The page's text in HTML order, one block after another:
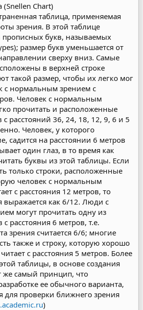
Chart)
таблица, применяемая
зрения. В этой таблице
прописных букв, называемых
размер букв уменьшается от
сверху вниз. Самые
в верхней строке
такой размер, чтобы их легко мог
с нормальным зрением с
Человек с нормальным
прочитать и расположенные
с расстояний 36, 24, 18, 12, 9, 6 и 5
Человек, у которого
садится на расстоянии 6 метров
один глаз, в то время как
буквы из этой таблицы. Если
только строки, расположенные
человек с нормальным
с расстояния 12 метров, то
выражается как 6/12. Люди с
могут прочитать одну из
расстояния 6 метров, т.е.
зрения считается 6/6; многие
также и строку, которую хорошо
с расстояния 5 метров. Более
таблицы, в основе создания
же самый принцип, что
ее обычного варианта,
для проверки ближнего зрения
)